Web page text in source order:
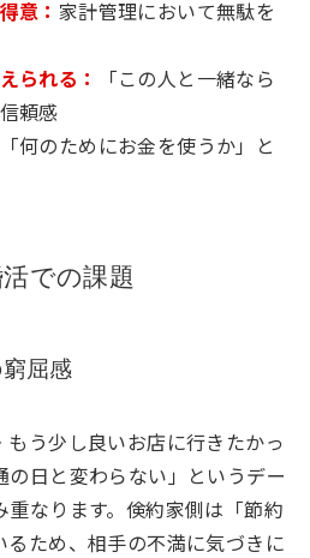
意： 家計管理において無駄を
られる：
「この人と一緒なら
頼感
「何のためにお金を使うか」と
での課題
屈感
もう少し良いお店に行きたかっ
の日と変わらない」というデー
重なります。倹約家側は「節約
ため、相手の不満に気づきに